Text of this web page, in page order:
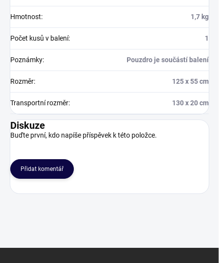
Hmotnost: 1,7 kg
Počet kusů v balení: 1
Poznámky: Pouzdro je součástí balení
Rozměr: 125 x 55 cm
Transportní rozměr: 130 x 20 cm
Diskuze
Buďte první, kdo napíše příspěvek k této položce.
Přidat komentář